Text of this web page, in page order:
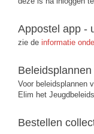
Appostel app -
zie de informatie
Beleidsplannen
Voor beleidsplannen
Elim het
Bestellen